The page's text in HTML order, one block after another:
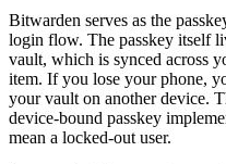
Bitwarden serves as the
login flow. The passkey itself
vault, which is synced across
item. If you lose your phone,
your vault on another device.
device-bound passkey
mean a locked-out user.